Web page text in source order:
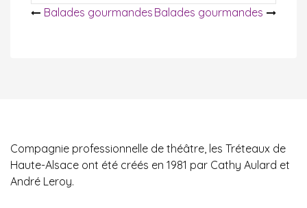
Navigation
Balades gourmandes Balades gourmandes
Compagnie professionnelle de théâtre, les Tréteaux de
Haute-Alsace ont été créés en 1981 par Cathy Aulard et
André Leroy.